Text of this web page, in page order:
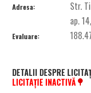
Adresa:
Str.
ap. 14,
Evaluare:
DETALII DESPRE
LICITAȚIE INACTIVĂ